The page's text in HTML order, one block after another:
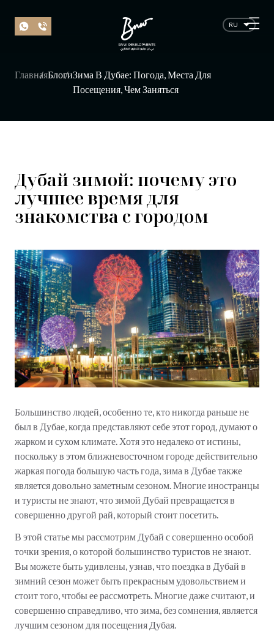
RU
ГлавнаяБлогиЗима В Дубае: Погода, Места Для
Посещения, Чем Заняться
Дубай зимой: почему это
лучшее время для
знакомства с городом
Большинство людей, особенно те, кто никогда раньше не
был в Дубае, когда представляют себе этот город, думают о
жарком и сухом климате. Хотя это недалеко от истины,
поскольку в этом ближневосточном городе действительно
жаркая погода большую часть года, зима в Дубае также
является довольно заметным сезоном. Многие иностранцы
и туристы не знают, что зимой Дубай превращается в
совершенно другой рай, который стоит посетить.
В этой статье мы рассмотрим Дубай с совершенно особой
точки зрения, о которой большинство туристов не знают.
Вы можете быть удивлены, узнав, что поездка в Дубай в
зимний сезон может быть прекрасным удовольствием и
стоит того, чтобы ее рассмотреть. Многие даже считают, и
совершенно справедливо, что зима, без сомнения, является
лучшим сезоном для посещения Дубая.